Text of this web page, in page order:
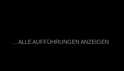
... ALLE AUFFÜHRUNGEN ANZEIGEN